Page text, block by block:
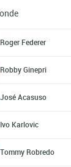
Roger Federer
Robby Ginepri
José Acasuso
Ivo Karlovic
Tommy Robredo